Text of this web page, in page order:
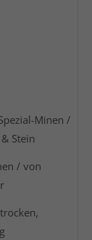
Minen /
Stein
/ von